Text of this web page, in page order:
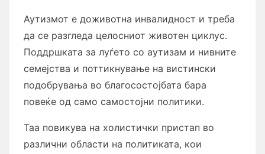
Аутизмот е доживотна инвалидност и треба
да се разгледа целосниот животен циклус.
Поддршката за луѓето со аутизам и нивните
семејства и поттикнување на вистински
подобрувања во благосостојбата бара
повеќе од само самостојни политики.
Таа повикува на холистички пристап во
различни области на политиката, кои